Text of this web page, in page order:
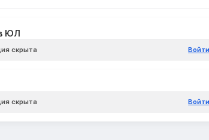
ЮЛ
скрыта Войти
скрыта Войти